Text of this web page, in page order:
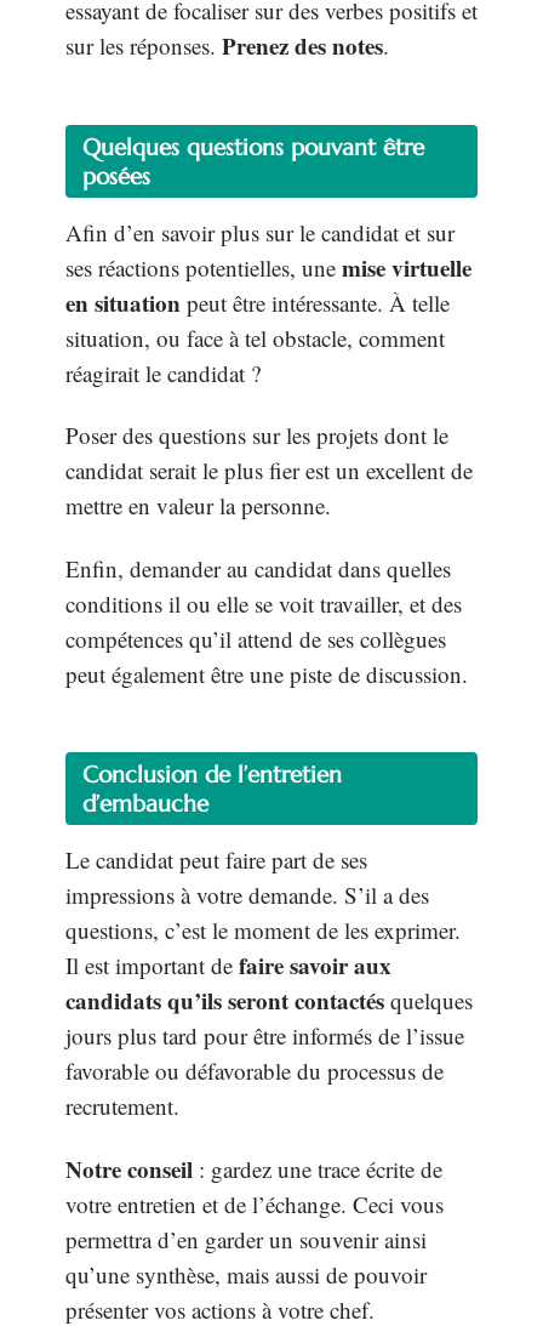
essayant de focaliser sur des verbes positifs et
sur les réponses. Prenez des notes.
Quelques questions pouvant être
posées
Afin d’en savoir plus sur le candidat et sur
ses réactions potentielles, une mise virtuelle
en situation peut être intéressante. À telle
situation, ou face à tel obstacle, comment
réagirait le candidat ?
Poser des questions sur les projets dont le
candidat serait le plus fier est un excellent de
mettre en valeur la personne.
Enfin, demander au candidat dans quelles
conditions il ou elle se voit travailler, et des
compétences qu’il attend de ses collègues
peut également être une piste de discussion.
Conclusion de l’entretien
d’embauche
Le candidat peut faire part de ses
impressions à votre demande. S’il a des
questions, c’est le moment de les exprimer.
Il est important de faire savoir aux
candidats qu’ils seront contactés quelques
jours plus tard pour être informés de l’issue
favorable ou défavorable du processus de
recrutement.
Notre conseil : gardez une trace écrite de
votre entretien et de l’échange. Ceci vous
permettra d’en garder un souvenir ainsi
qu’une synthèse, mais aussi de pouvoir
présenter vos actions à votre chef.